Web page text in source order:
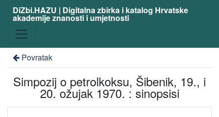
DiZbi.HAZU | Digitalna zbirka i katalog Hrvatske
akademije znanosti i umjetnosti
Povratak
Simpozij o petrolkoksu, Šibenik, 19., i
20. ožujak 1970. : sinopsisi